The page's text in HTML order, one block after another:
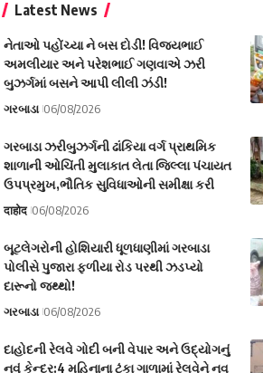
Latest News
નેતાઓ પહોંચ્યા ને બસ દોડી! વિજયભાઈ
અમલીયાર અને પરેશભાઈ ગણવાએ ઝરી
બુઝર્ગમાં બસને આપી લીલી ઝંડી!
ગરબાડા 06/08/2026
ગરબાડા ઝરીબુઝર્ગની ઢાંકિયા વર્ગ પ્રાથમિક
શાળાની ઓચિંતી મુલાકાત લેતા જિલ્લા પંચાયત
ઉપપ્રમુખ,ભૌતિક સુવિધાઓની સમીક્ષા કરી
दाहोद 06/08/2026
બૂટલેગરોની હોશિયારી ધૂળધાણીમાં ગરબાડા
પોલીસે પુજારા ફળીયા રોડ પરથી ઝડપ્યો
દારૂનો જથ્થો!
ગરબાડા 06/08/2026
દાહોદની રેલવે ગોદી બની વેપાર અને ઉદ્યોગનું
નવું કેન્દ્ર:4 મહિનાના ટૂંકા ગાળામાં રેલવેને નવ